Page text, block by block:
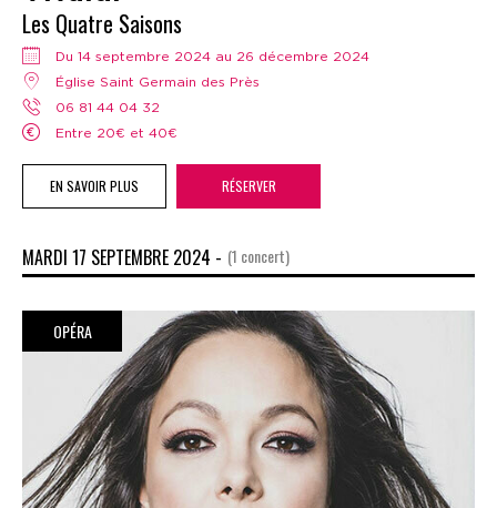
Les Quatre Saisons
Du 14 septembre 2024 au 26 décembre 2024
Église Saint Germain des Près
06 81 44 04 32
Entre 20€ et 40€
EN SAVOIR PLUS RÉSERVER
MARDI 17 SEPTEMBRE 2024 - (1 concert)
OPÉRA